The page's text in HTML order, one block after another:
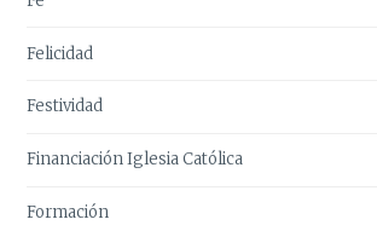
Felicidad
Festividad
Financiación Iglesia Católica
Formación